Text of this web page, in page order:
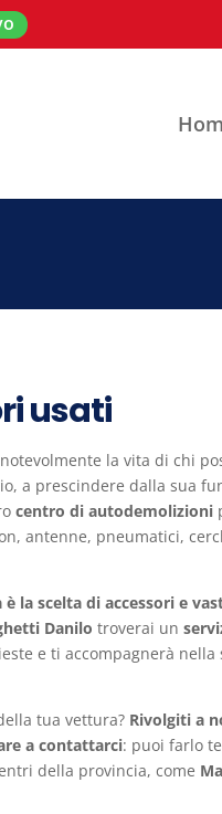
usati
la vita di chi
a prescindere dalla sua
centro di autodemolizioni
antenne, pneumatici,
è la scelta di accessori e
Danilo troverai un
e ti accompagnerà
tua vettura? Rivolgiti a
a contattarci: puoi farlo
della provincia, come